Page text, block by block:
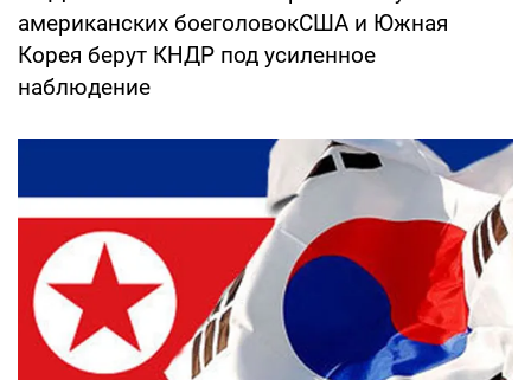
американских боеголовокСША и Южная
Корея берут КНДР под усиленное
наблюдение